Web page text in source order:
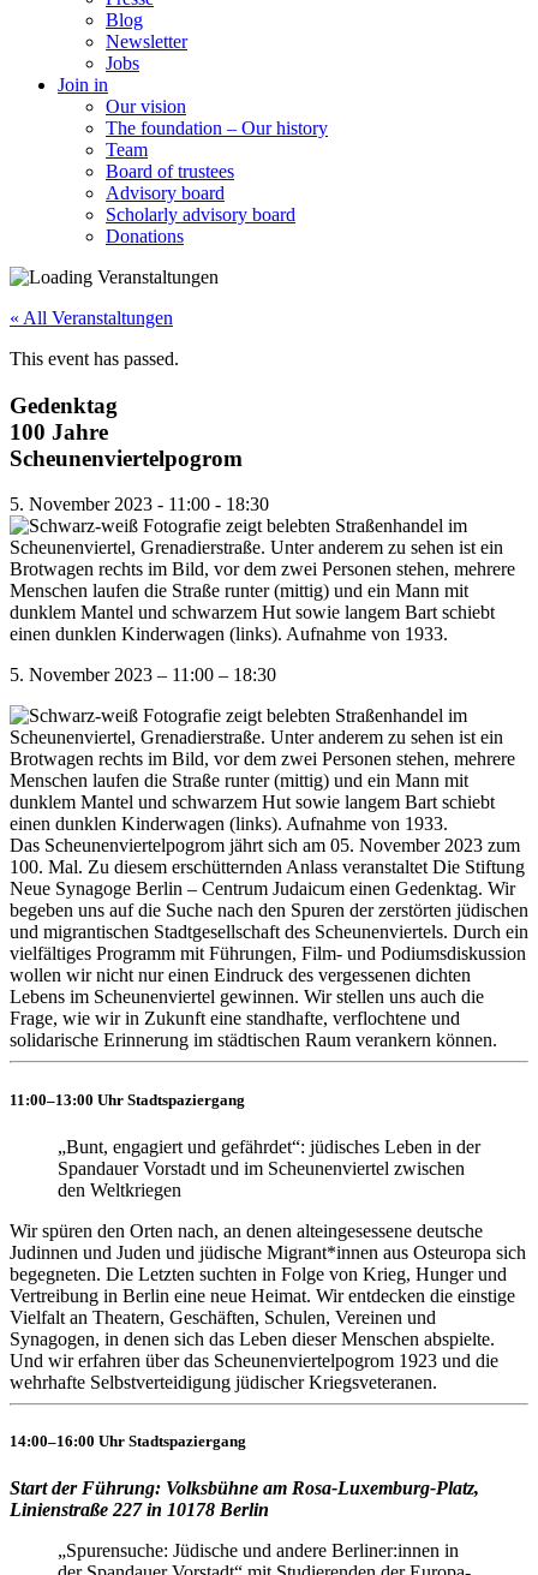
Blog
Newsletter
Jobs
Join in
Our vision
The foundation – Our history
Team
Board of trustees
Advisory board
Scholarly advisory board
Donations
« All Veranstaltungen
This event has passed.
Gedenktag
100 Jahre
Scheunenviertelpogrom
5. November 2023 - 11:00 - 18:30
5. November 2023 – 11:00 – 18:30
Das Scheunenviertelpogrom jährt sich am 05. November 2023 zum
100. Mal. Zu diesem erschütternden Anlass veranstaltet Die Stiftung
Neue Synagoge Berlin – Centrum Judaicum einen Gedenktag. Wir
begeben uns auf die Suche nach den Spuren der zerstörten jüdischen
und migrantischen Stadtgesellschaft des Scheunenviertels. Durch ein
vielfältiges Programm mit Führungen, Film- und Podiumsdiskussion
wollen wir nicht nur einen Eindruck des vergessenen dichten
Lebens im Scheunenviertel gewinnen. Wir stellen uns auch die
Frage, wie wir in Zukunft eine standhafte, verflochtene und
solidarische Erinnerung im städtischen Raum verankern können.
11:00–13:00 Uhr Stadtspaziergang
„Bunt, engagiert und gefährdet“: jüdisches Leben in der
Spandauer Vorstadt und im Scheunenviertel zwischen
den Weltkriegen
Wir spüren den Orten nach, an denen alteingesessene deutsche
Judinnen und Juden und jüdische Migrant*innen aus Osteuropa sich
begegneten. Die Letzten suchten in Folge von Krieg, Hunger und
Vertreibung in Berlin eine neue Heimat. Wir entdecken die einstige
Vielfalt an Theatern, Geschäften, Schulen, Vereinen und
Synagogen, in denen sich das Leben dieser Menschen abspielte.
Und wir erfahren über das Scheunenviertelpogrom 1923 und die
wehrhafte Selbstverteidigung jüdischer Kriegsveteranen.
14:00–16:00 Uhr Stadtspaziergang
Start der Führung: Volksbühne am Rosa-Luxemburg-Platz,
Linienstraße 227 in 10178 Berlin
„Spurensuche: Jüdische und andere Berliner:innen in